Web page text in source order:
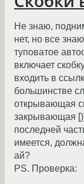
Не знаю,
нет, но все
туповатое
включает
входить в
большинстве
открывающая
закрывающая
последней
имеется,
ай?
PS. Проверка: